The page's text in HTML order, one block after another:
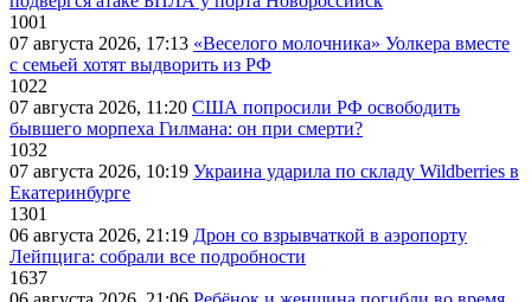
1001
07 августа 2026, 17:13 «Веселого молочника» Уолкера вместе
с семьей хотят выдворить из РФ
1022
07 августа 2026, 11:20 США попросили РФ освободить
бывшего морпеха Гилмана: он при смерти?
1032
07 августа 2026, 10:19 Украина ударила по складу Wildberries в
Екатеринбурге
1301
06 августа 2026, 21:19 Дрон со взрывчаткой в аэропорту
Лейпцига: собрали все подробности
1637